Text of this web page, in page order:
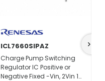
ICL7660SIPAZ
Charge Pump Switching
Regulator IC Positive or
Negative Fixed -Vin, 2Vin 1